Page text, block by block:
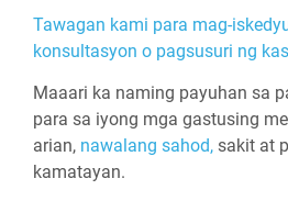
Tawagan kami para mag-
konsultasyon o pagsusuri ng
Maaari ka naming payuhan sa
para sa iyong mga gastusing
arian, nawalang sahod, sakit at
kamatayan.